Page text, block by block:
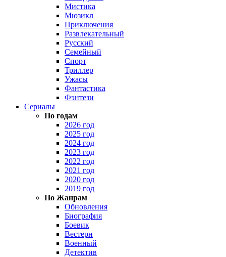
Мистика
Мюзикл
Приключения
Развлекательный
Русский
Семейный
Спорт
Триллер
Ужасы
Фантастика
Фэнтези
Сериалы
По годам
2026 год
2025 год
2024 год
2023 год
2022 год
2021 год
2020 год
2019 год
По Жанрам
Обновления
Биография
Боевик
Вестерн
Военный
Детектив